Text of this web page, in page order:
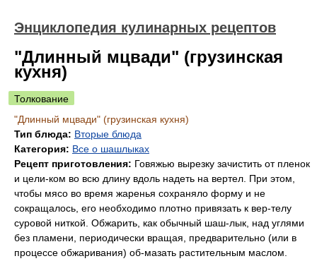
Энциклопедия кулинарных рецептов
"Длинный мцвади" (грузинская
кухня)
Толкование
"Длинный мцвади" (грузинская кухня)
Тип блюда: Вторые блюда
Категория: Все о шашлыках
Рецепт приготовления: Говяжью вырезку зачистить от пленок
и цели-ком во всю длину вдоль надеть на вертел. При этом,
чтобы мясо во время жаренья сохраняло форму и не
сокращалось, его необходимо плотно привязать к вер-телу
суровой ниткой. Обжарить, как обычный шаш-лык, над углями
без пламени, периодически вращая, предварительно (или в
процессе обжаривания) об-мазать растительным маслом.